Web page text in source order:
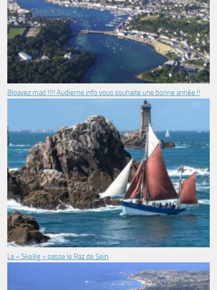
Bloavez mad !!!! Audierne info vous souhaite une bonne année !!
Le « Skellig » passe le Raz de Sein